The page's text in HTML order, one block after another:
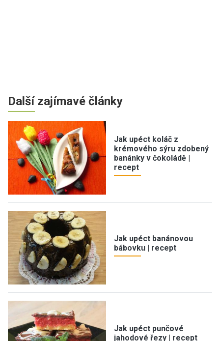
Další zajímavé články
Jak upéct koláč z
krémového sýru zdobený
banánky v čokoládě |
recept
Jak upéct banánovou
bábovku | recept
Jak upéct punčové
jahodové řezy | recept